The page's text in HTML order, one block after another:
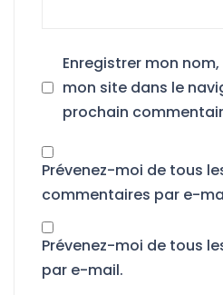
Enregistrer mon
mon site dans le
prochain
Prévenez-moi de tous
commentaires par e-
Prévenez-moi de tous
par e-mail.